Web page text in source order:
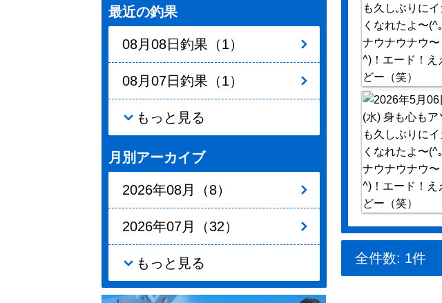
全件数: 1件
最近の釣果
08月08日釣果（1）
08月07日釣果（1）
もっと見る
月別アーカイブ
2026年08月（8）
2026年07月（32）
もっと見る